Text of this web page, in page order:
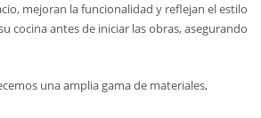
mejoran la funcionalidad y reflejan el estilo
cocina antes de iniciar las obras, asegurando
una amplia gama de materiales,